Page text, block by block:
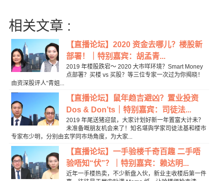
相关文章 :
【直播论坛】2020 资金去哪儿？楼股新
部署！｜特别嘉宾：胡孟青...
2019 年楼股跌宕～ 2020 大巿咩环境？Smart Money
点部署？买楼 vs 买股？等三位专家一次过为你揭晓！
由资深股评人“青姐...
【直播论坛】鼠年趋吉避凶？置业投资
Dos & Don’ts｜特别嘉宾：司徒法...
2019 年尾送猪迎鼠，大家计划好新一年置富大计未？
未准备嘅朋友机会来了！知名堪舆学家司徒法基和楼市
专家布少明，分别由玄学同巿场角度，为大家...
【直播论坛】一手验楼千奇百趣 二手唔
验唔知“伏”？｜特别嘉宾：赖达明...
近年一手楼热卖，不少新盘入伙，新业主收楼后第一件